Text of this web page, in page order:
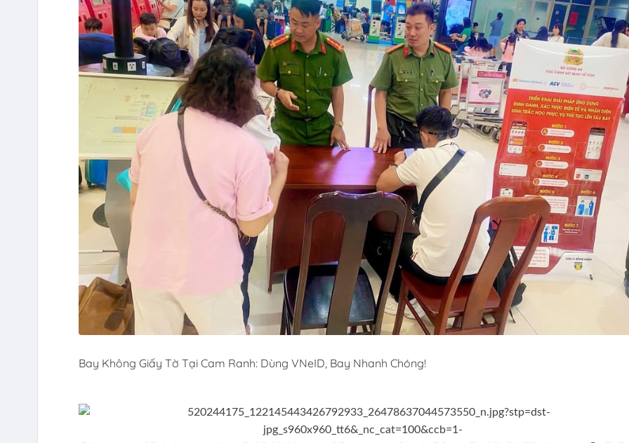
Bay Không Giấy Tờ Tại Cam Ranh: Dùng VNeID, Bay Nhanh Chóng!